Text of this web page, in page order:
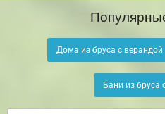
Дома из бруса с верандой
Бани из бруса